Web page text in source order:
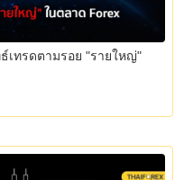
เทรดตามรอย "รายใหญ่"